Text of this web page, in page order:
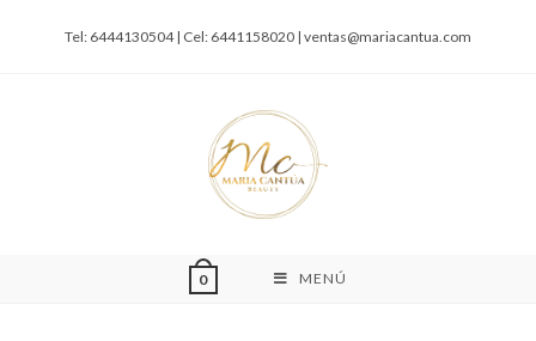
Tel: 6444130504 | Cel: 6441158020 | ventas@mariacantua.com
0 MENÚ